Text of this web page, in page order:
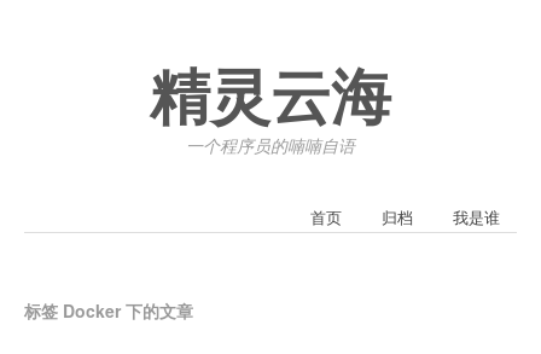
精灵云海
一个程序员的喃喃自语
首页 归档 我是谁
标签 Docker 下的文章